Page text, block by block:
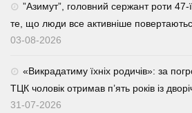
⁨”Азимут”, головний сержант роти
те, що люди все активніше
03-08-2026
«Викрадатиму їхніх родичів»: за
ТЦК чоловік отримав п’ять років із
31-07-2026